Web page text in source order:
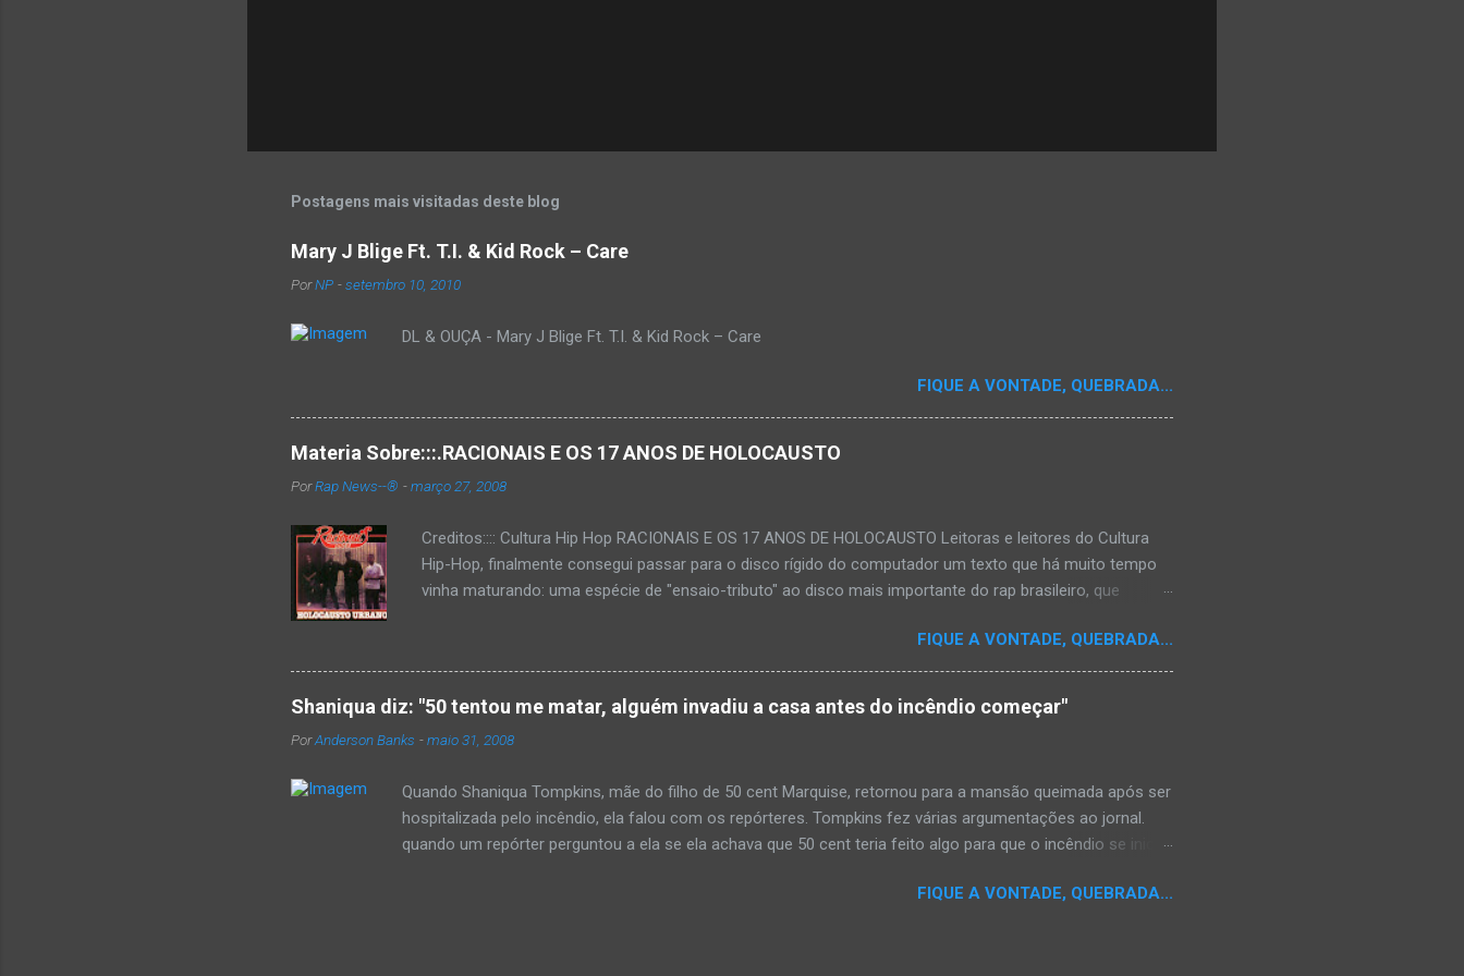
Postagens mais visitadas deste blog
Mary J Blige Ft. T.I. & Kid Rock – Care
PorNP -setembro 10, 2010
DL & OUÇA - Mary J Blige Ft. T.I. & Kid Rock – Care
FIQUE A VONTADE, QUEBRADA...
Materia Sobre:::.RACIONAIS E OS 17 ANOS DE HOLOCAUSTO
PorRap News--® -março 27, 2008
Creditos:::: Cultura Hip Hop RACIONAIS E OS 17 ANOS DE HOLOCAUSTO Leitoras e leitores do Cultura
Hip-Hop, finalmente consegui passar para o disco rígido do computador um texto que há muito tempo
vinha maturando: uma espécie de "ensaio-tributo" ao disco mais importante do rap brasileiro, que
Como de costume, uma pequena digressão. É muito disseminada em nosso país a crença de que o
brasileiro não tem memória. Fala-se muito por aí que não cultuamos nossos antepassados nem nossa
rica história sociocultural. No que diz respeito ao hip-hop, cabe a nós, formadores de opinião
minimamente responsáveis, tentar mudar essa trajetória de descaso e esquecimento. Assim, o sítio
Cultura Hip-Hop tornou-se mais um dos espaços de preservação e disseminação da rica história do
FIQUE A VONTADE, QUEBRADA...
Shaniqua diz: "50 tentou me matar, alguém invadiu a casa antes do incêndio começar"
PorAnderson Banks -maio 31, 2008
Quando Shaniqua Tompkins, mãe do filho de 50 cent Marquise, retornou para a mansão queimada após ser
hospitalizada pelo incêndio, ela falou com os repórteres. Tompkins fez várias argumentações ao jornal.
quando um repórter perguntou a ela se ela achava que 50 cent teria feito algo para que o incêndio se inicia-
50 cent teria mandando alguém para mata-lá e para asistir o que ele faz'. Tompkins disse que alguém
FIQUE A VONTADE, QUEBRADA...